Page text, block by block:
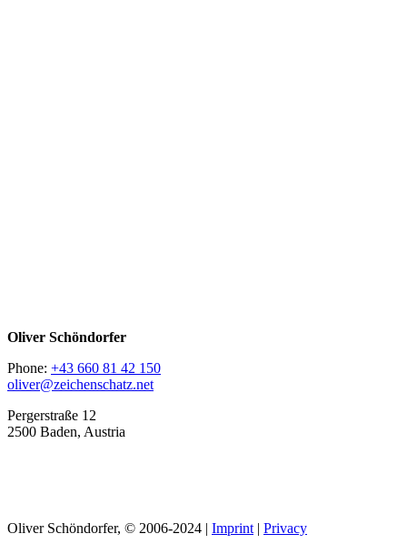
Oliver Schöndorfer
Phone: +43 660 81 42 150
oliver@zeichenschatz.net
Pergerstraße 12
2500 Baden, Austria
Oliver Schöndorfer, © 2006-2024 | Imprint | Privacy